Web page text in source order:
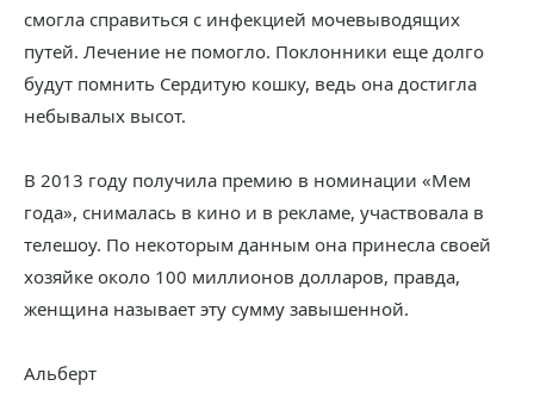
смогла справиться с инфекцией мочевыводящих
путей. Лечение не помогло. Поклонники еще долго
будут помнить Сердитую кошку, ведь она достигла
небывалых высот.
В 2013 году получила премию в номинации «Мем
года», снималась в кино и в рекламе, участвовала в
телешоу. По некоторым данным она принесла своей
хозяйке около 100 миллионов долларов, правда,
женщина называет эту сумму завышенной.
Альберт